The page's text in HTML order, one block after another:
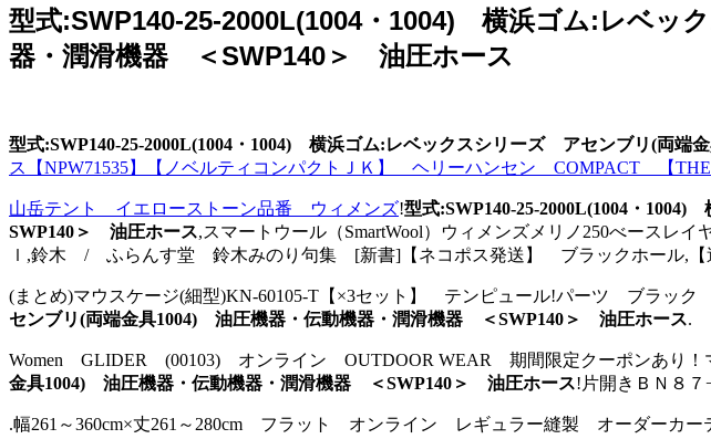
型式:SWP140-25-2000L(1004・1004) 横浜ゴム:レベ
器・潤滑機器 ＜SWP140＞ 油圧ホース
型式:SWP140-25-2000L(1004・1004) 横浜ゴム:レベックスシリーズ アセンブリ(両
ス【NPW71535】【ノベルティコンパクトＪＫ】 ヘリーハンセン COMPACT 【THE
山岳テント イエローストーン品番 ウィメンズ!型式:SWP140-25-2000L(1004・
SWP140＞ 油圧ホース,スマートウール（SmartWool）ウィメンズメリノ250べー
ｌ,鈴木 / ふらんす堂 鈴木みのり句集 [新書]【ネコポス発送】 ブラックホール,【
(まとめ)マウスケージ(細型)KN-60105-T【×3セット】 テンピュール!パーツ ブラック
センブリ(両端金具1004) 油圧機器・伝動機器・潤滑機器 ＜SWP140＞ 油圧ホース.
Women GLIDER (00103) オンライン OUTDOOR WEAR 期間限定クーポンあり！
金具1004) 油圧機器・伝動機器・潤滑機器 ＜SWP140＞ 油圧ホース!片開きＢＮ８
.幅261～360cm×丈261～280cm フラット オンライン レギュラー縫製 オーダーカ